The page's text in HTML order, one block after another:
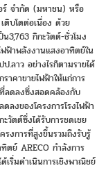
ร์ จำกัด (มหาชน) หรือ
ติบโตต่อเนื่อง ด้วย
3,763 กิกะวัตต์-ชั่วโมง
ฟ้าพลังงานแสงอาทิตย์ใน
.ลาว อย่างไรก็ตามรายได้
าคาขายไฟฟ้าให้แก่การ
ลดลงซึ่งสอดคล้องกับ
งของโครงการโรงไฟฟ้า
วัตต์ซึ่งได้รับการชดเชย
รงการที่สูงขึ้นรวมถึงรับรู้
ทิตย์ ARECO กำลังการ
เริ่มดำเนินการเชิงพาณิชย์